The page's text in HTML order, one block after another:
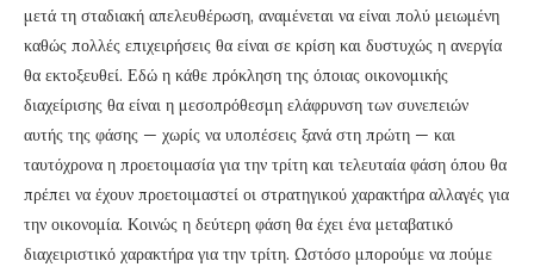
μετά τη σταδιακή απελευθέρωση, αναμένεται να είναι πολύ μειωμένη
καθώς πολλές επιχειρήσεις θα είναι σε κρίση και δυστυχώς η ανεργία
θα εκτοξευθεί. Εδώ η κάθε πρόκληση της όποιας οικονομικής
διαχείρισης θα είναι η μεσοπρόθεσμη ελάφρυνση των συνεπειών
αυτής της φάσης — χωρίς να υποπέσεις ξανά στη πρώτη — και
ταυτόχρονα η προετοιμασία για την τρίτη και τελευταία φάση όπου θα
πρέπει να έχουν προετοιμαστεί οι στρατηγικού χαρακτήρα αλλαγές για
την οικονομία. Κοινώς η δεύτερη φάση θα έχει ένα μεταβατικό
διαχειριστικό χαρακτήρα για την τρίτη. Ωστόσο μπορούμε να πούμε